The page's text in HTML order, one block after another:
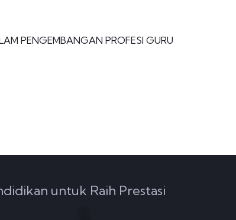
PENGEMBANGAN PROFESI GURU
untuk Raih Prestasi